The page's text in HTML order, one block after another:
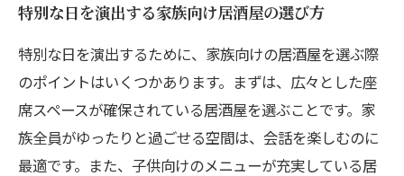
特別な日を演出する家族向け居酒屋の選び方
特別な日を演出するために、家族向けの居酒屋を選ぶ際
のポイントはいくつかあります。まずは、広々とした座
席スペースが確保されている居酒屋を選ぶことです。家
族全員がゆったりと過ごせる空間は、会話を楽しむのに
最適です。また、子供向けのメニューが充実している居